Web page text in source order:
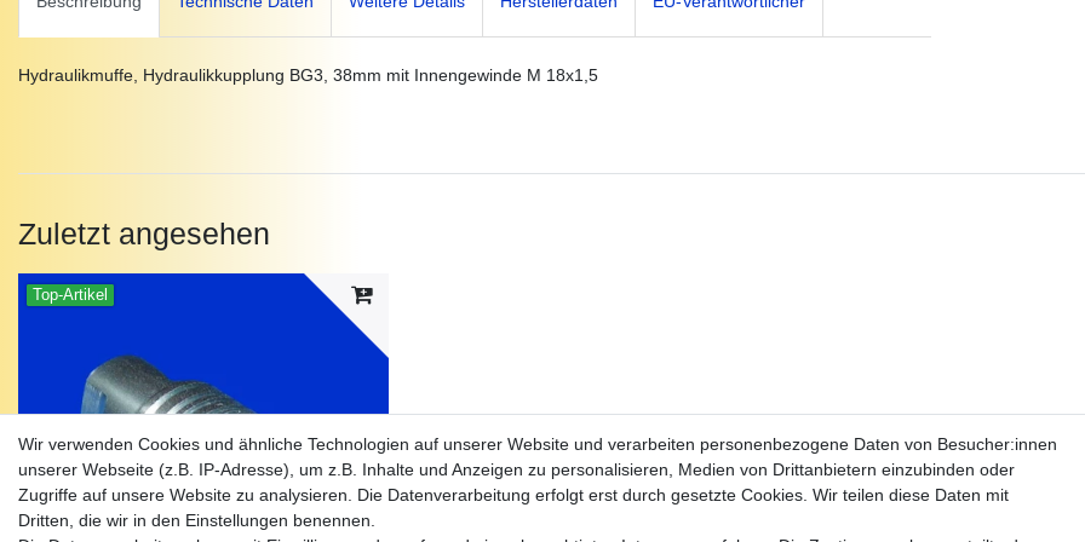
Hydraulikmuffe, Hydraulikkupplung BG3, 38mm mit Innengewinde M 18x1,5
Zuletzt angesehen
Top-Artikel
Wir verwenden Cookies und ähnliche Technologien auf unserer Website und verarbeiten personenbezogene Daten von Besucher:innen
unserer Webseite (z.B. IP-Adresse), um z.B. Inhalte und Anzeigen zu personalisieren, Medien von Drittanbietern einzubinden oder
Zugriffe auf unsere Website zu analysieren. Die Datenverarbeitung erfolgt erst durch gesetzte Cookies. Wir teilen diese Daten mit
Dritten, die wir in den Einstellungen benennen.